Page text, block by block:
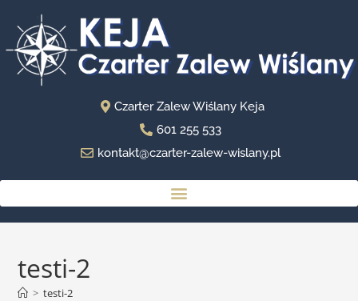
Czarter Zalew Wiślany Keja
601 255 533
kontakt@czarter-zalew-wislany.pl
testi-2
> testi-2